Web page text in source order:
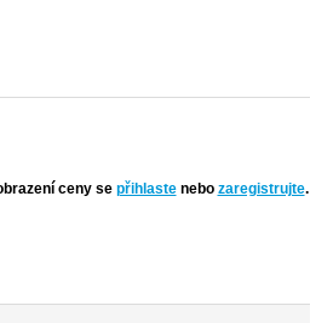
ceny se přihlaste nebo zaregistrujte.